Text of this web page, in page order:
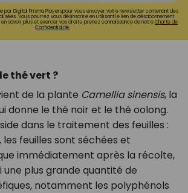
par Digital Prisma Playerspour vous envoyer votre newsletter contenant des
Vous pourrez vous désinscrire en utilisant le lien de désabonnement
savoir plus et exercer vos droits, prenez connaissance de notreCharte de
Confidentialité.
thé vert ?
de la plante Camellia sinensis, la
donne le thé noir et le thé oolong.
dans le traitement des feuilles :
feuilles sont séchées et
immédiatement après la récolte,
plus grande quantité de
notamment les polyphénols